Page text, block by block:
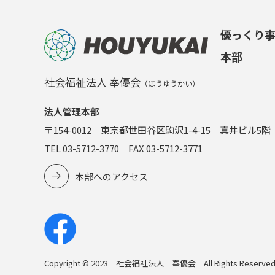
優っくり
本部
社会福祉法人 奉優会 （ほうゆうかい）
法人管理本部
〒154-0012 東京都世田谷区駒沢1-4-15 真井ビル5階
TEL 03-5712-3770 FAX 03-5712-3771
本部へのアクセス
Copyright © 2023 社会福祉法人 奉優会 All Rights